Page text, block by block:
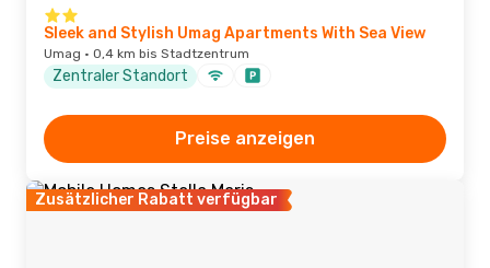
Sleek and Stylish Umag Apartments With Sea View
Umag · 0,4 km bis Stadtzentrum
Zentraler Standort
Preise anzeigen
Zusätzlicher Rabatt verfügbar